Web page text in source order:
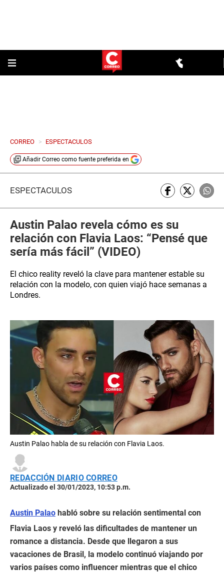
CORREO > ESPECTACULOS
Añadir Correo como fuente preferida en
ESPECTÁCULOS
Austin Palao revela cómo es su
relación con Flavia Laos: “Pensé que
sería más fácil” (VIDEO)
El chico reality reveló la clave para mantener estable su
relación con la modelo, con quien viajó hace semanas a
Londres.
Austin Palao habla de su relación con Flavia Laos.
REDACCIÓN DIARIO CORREO
Actualizado el 30/01/2023, 10:53 p.m.
Austin Palao habló sobre su relación sentimental con
Flavia Laos y reveló las dificultades de mantener un
romance a distancia. Desde que llegaron a sus
vacaciones de Brasil, la modelo continuó viajando por
varios países como influencer mientras que el chico